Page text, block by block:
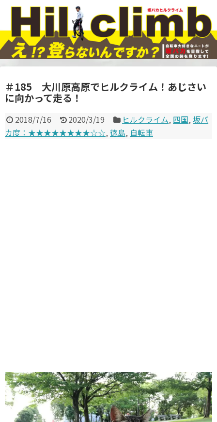
＃185 大川原高原でヒルクライム！あじさい
に向かって走る！
2018/7/16 2020/3/19 ヒルクライム, 四国,坂バ
カ度：★★★★★★★★☆☆, 徳島, 自転車